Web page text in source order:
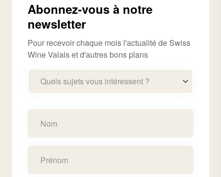
Abonnez-vous à notre
newsletter
Pour recevoir chaque mois l'actualité de Swiss
Wine Valais et d'autres bons plans
Quels sujets vous intéressent ?